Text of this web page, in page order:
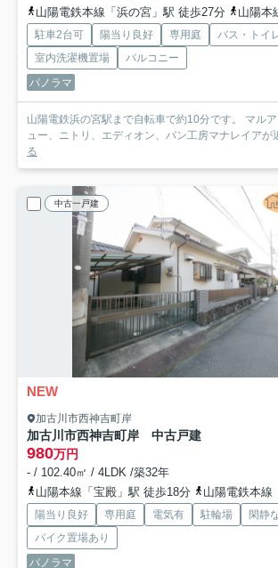
山陽電鉄本線「浜の宮」駅 徒歩27分
山陽本線
駐車2台可 陽当り良好 専用庭
バス・トイ
室内洗濯機置場
バルコニー
パノラマ
山陽電鉄浜の宮駅まで自転車で約10分です。 マル
ュー、ニトリ、エディオン、パン工房マナレイアが
る
中古一戸建
NEW
加古川市西神吉町岸
加古川市西神吉町岸 中古戸建
980万円
- / 102.40㎡ / 4LDK /築32年
山陽本線「宝殿」駅 徒歩18分
山陽電鉄本線「
陽当り良好 専用庭 電気有 駐輪場
閑静
バイク置場あり
パノラマ